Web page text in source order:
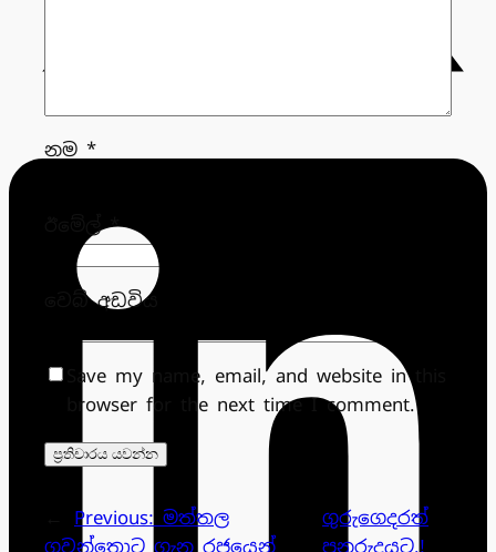
නම *
ඊමේල්*
වෙබ් අඩවිය
Save my name, email, and website in this
browser for the next time I comment.
Previous: මත්තල
ගුවන්තොට ගැන රජයෙන්
ගුරුගෙදරත්
පුනරුදයට.!